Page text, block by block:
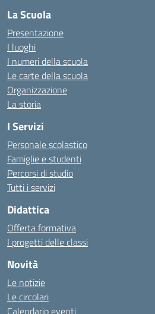
La Scuola
Presentazione
I luoghi
I numeri della scuola
Le carte della scuola
Organizzazione
La storia
I Servizi
Personale scolastico
Famiglie e studenti
Percorsi di studio
Tutti i servizi
Didattica
Offerta formativa
I progetti delle classi
Novità
Le notizie
Le circolari
Calendario eventi